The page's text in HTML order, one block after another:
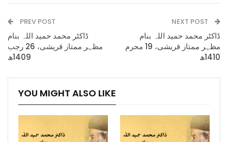
PREV POST
ڈاکٹر محمد حمید اللہ بنام
مظہر ممتاز قریشی، 26 رجب
1409ھ
NEXT POST
ڈاکٹر محمد حمید اللہ بنام
مظہر ممتاز قریشی، 19 محرم
1410ھ
YOU MIGHT ALSO LIKE